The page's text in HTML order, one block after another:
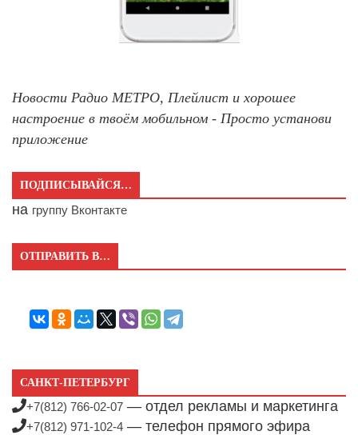
Новости Радио МЕТРО, Плейлист и хорошее
настроение в твоём мобильном - Просто установи
приложение
ПОДПИСЫВАЙСЯ…
на группу Вконтакте
ОТПРАВИТЬ В…
САНКТ-ПЕТЕРБУРГ
+7(812) 766-02-07 — отдел рекламы и маркетинга
+7(812) 971-102-4 — телефон прямого эфира